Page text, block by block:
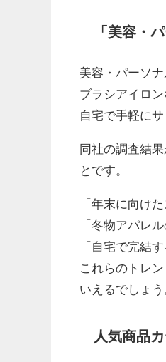
「美容・
美容・パーソ
ブラシアイロ
自宅で手軽に
同社の調査結
とです。
「年末に向け
「冬物アパレ
「自宅で完結
これらのトレ
いえるでしょう
人気商品